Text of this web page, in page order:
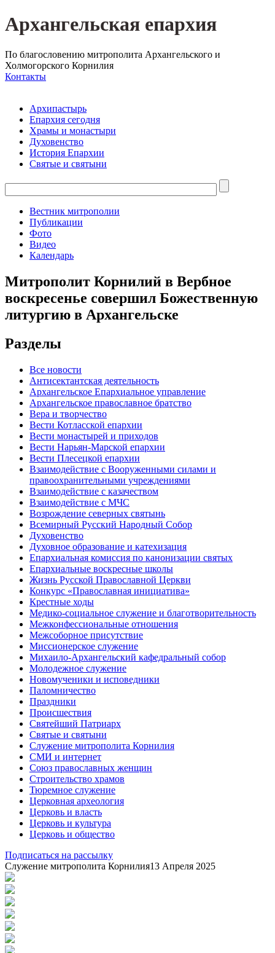
Архангельская епархия
По благословению митрополита Архангельского и
Холмогорского Корнилия
Контакты
Архипастырь
Епархия сегодня
Храмы и монастыри
Духовенство
История Епархии
Святые и святыни
Вестник митрополии
Публикации
Фото
Видео
Календарь
Митрополит Корнилий в Вербное
воскресенье совершил Божественную
литургию в Архангельске
Разделы
Все новости
Антисектантская деятельность
Архангельское Епархиальное управление
Архангельское православное братство
Вера и творчество
Вести Котласской епархии
Вести монастырей и приходов
Вести Нарьян-Марской епархии
Вести Плесецкой епархии
Взаимодействие с Вооруженными силами и
правоохранительными учреждениями
Взаимодействие с казачеством
Взаимодействие с МЧС
Возрождение северных святынь
Всемирный Русский Народный Собор
Духовенство
Духовное образование и катехизация
Епархиальная комиссия по канонизации святых
Епархиальные воскресные школы
Жизнь Русской Православной Церкви
Конкурс «Православная инициатива»
Крестные ходы
Медико-социальное служение и благотворительность
Межконфессиональные отношения
Межсоборное присутствие
Миссионерское служение
Михаило-Архангельский кафедральный собор
Молодежное служение
Новомученики и исповедники
Паломничество
Праздники
Происшествия
Святейший Патриарх
Святые и святыни
Служение митрополита Корнилия
СМИ и интернет
Союз православных женщин
Строительство храмов
Тюремное служение
Церковная археология
Церковь и власть
Церковь и культура
Церковь и общество
Подписаться на рассылку
Служение митрополита Корнилия13 Апреля 2025